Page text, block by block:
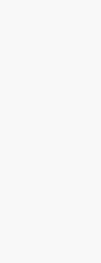
16日